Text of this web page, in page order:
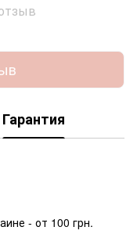
Гарантия
- от 100 грн.